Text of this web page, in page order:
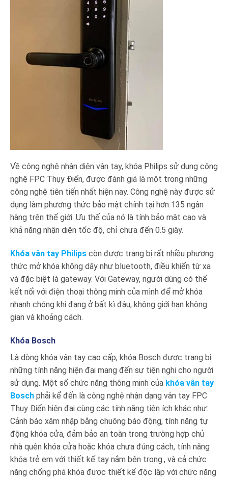
Về công nghệ nhận diện vân tay, khóa Philips sử dụng công
nghệ FPC Thụy Điển, được đánh giá là một trong những
công nghệ tiên tiến nhất hiện nay. Công nghệ này được sử
dụng làm phương thức bảo mật chính tại hơn 135 ngân
hàng trên thế giới. Ưu thế của nó là tính bảo mật cao và
khả năng nhận diện tốc độ, chỉ chưa đến 0.5 giây.
Khóa vân tay Philips còn được trang bị rất nhiều phương
thức mở khóa không dây như bluetooth, điều khiển từ xa
và đặc biệt là gateway. Với Gateway, người dùng có thể
kết nối với điện thoại thông minh của mình để mở khóa
nhanh chóng khi đang ở bất kì đâu, không giới hạn không
gian và khoảng cách.
Khóa Bosch
Là dòng khóa vân tay cao cấp, khóa Bosch được trang bị
những tính năng hiện đại mang đến sự tiện nghi cho người
sử dụng. Một số chức năng thông minh của khóa vân tay
Bosch phải kể đến là công nghệ nhận dạng vân tay FPC
Thụy Điển hiện đại cùng các tính năng tiện ích khác như:
Cảnh báo xâm nhập bằng chuông báo động, tính năng tự
động khóa cửa, đảm bảo an toàn trong trường hợp chủ
nhà quên khóa cửa hoặc khóa chưa đúng cách, tính năng
khóa trẻ em với thiết kế tay nắm bên trong., và cả chức
năng chống phá khóa được thiết kế độc lập với chức năng